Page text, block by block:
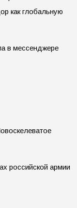
как глобальную
в мессенджере
российской армии